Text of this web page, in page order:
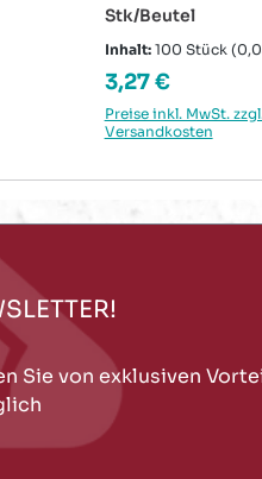
Stk/Beutel
Inhalt: 100 Stück
Regulärer Preis:
3,27 €
Preise inkl. MwSt.
Versandkosten
Sie von exklusiven